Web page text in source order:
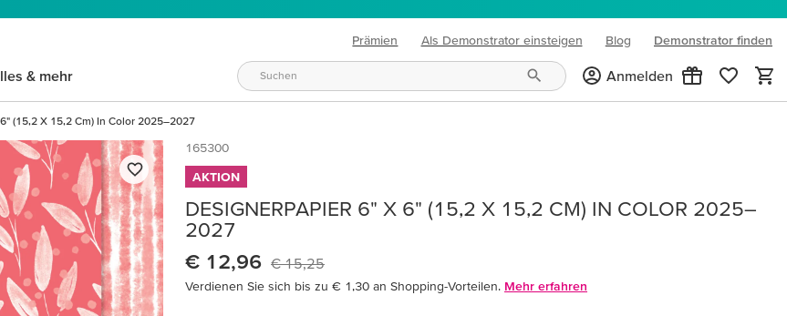
Prämien Als Demonstrator einsteigen Blog
(opens in new tab)
Demonstrator finden
& mehr Anmelden
(15,2 X 15,2 Cm) In Color 2025–2027
165300
AKTION
DESIGNERPAPIER 6" X 6" (15,2 X 15,2 CM) IN COLOR 2025–
2027
€ 12,96 € 15,25
Verdienen Sie sich bis zu € 1,30 an Shopping-Vorteilen. Mehr erfahren